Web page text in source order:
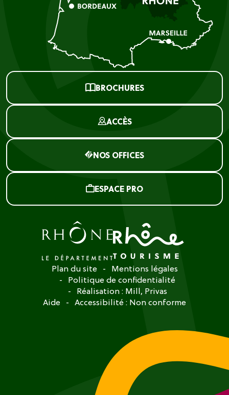
BROCHURES
ACCÈS
NOS OFFICES
ESPACE PRO
Plan du site
Mentions légales
Politique de confidentialité
Réalisation : Mill, Privas
Aide
Accessibilité : Non conforme